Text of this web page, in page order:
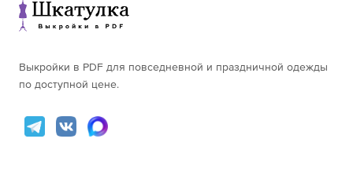
Выкройки в PDF для повседневной и праздничной одежды
по доступной цене.